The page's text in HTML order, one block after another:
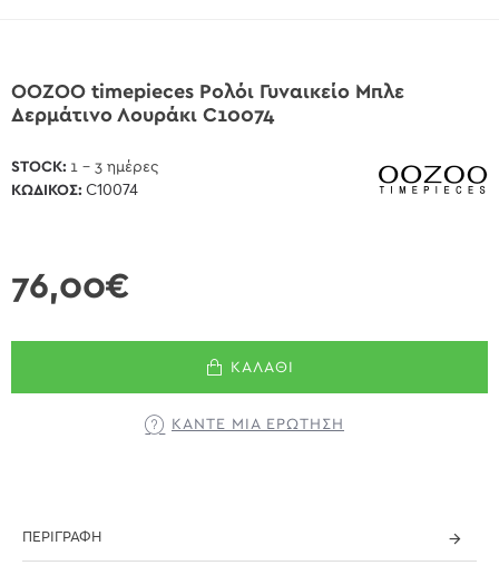
OOZOO timepieces Ρολόι Γυναικείο Μπλε
Δερμάτινο Λουράκι C10074
76,00€
STOCK: 1 - 3 ημέρες
ΚΩΔΙΚΌΣ: C10074
ΚΑΛΆΘΙ
ΚΆΝΤΕ ΜΊΑ ΕΡΏΤΗΣΗ
ΠΕΡΙΓΡΑΦΉ